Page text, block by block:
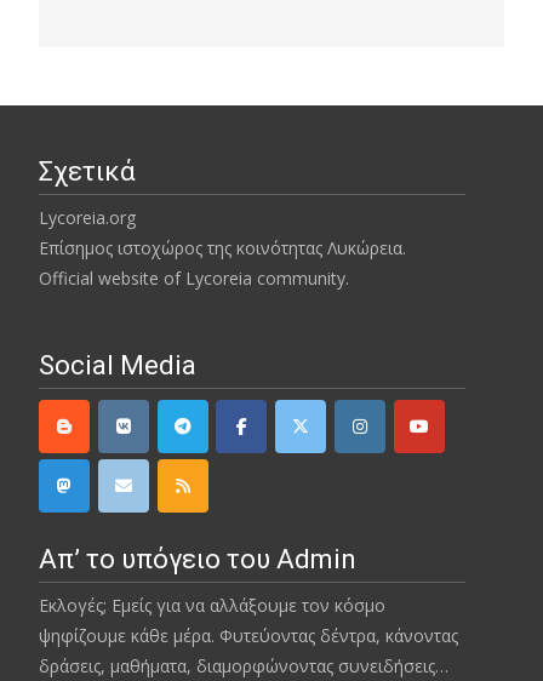
Σχετικά
Lycoreia.org
Επίσημος ιστοχώρος της κοινότητας Λυκώρεια.
Official website of Lycoreia community.
Social Media
Απ’ το υπόγειο του Admin
Εκλογές; Εμείς για να αλλάξουμε τον κόσμο
ψηφίζουμε κάθε μέρα. Φυτεύοντας δέντρα, κάνοντας
δράσεις, μαθήματα, διαμορφώνοντας συνειδήσεις…